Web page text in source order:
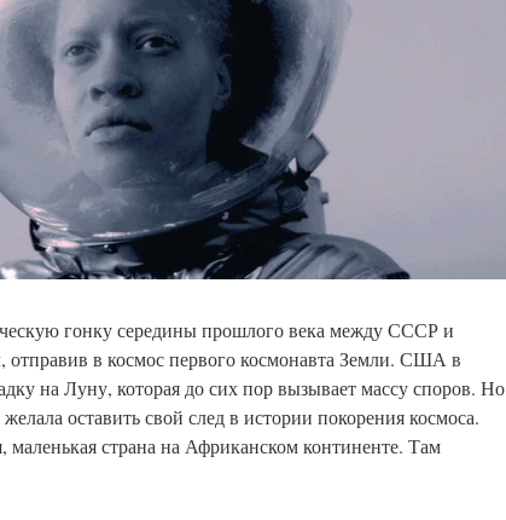
гонку середины прошлого века между СССР и
в космос первого космонавта Земли. США в
на Луну, которая до сих пор вызывает массу споров. Но
оставить свой след в истории покорения космоса.
страна на Африканском континенте. Там